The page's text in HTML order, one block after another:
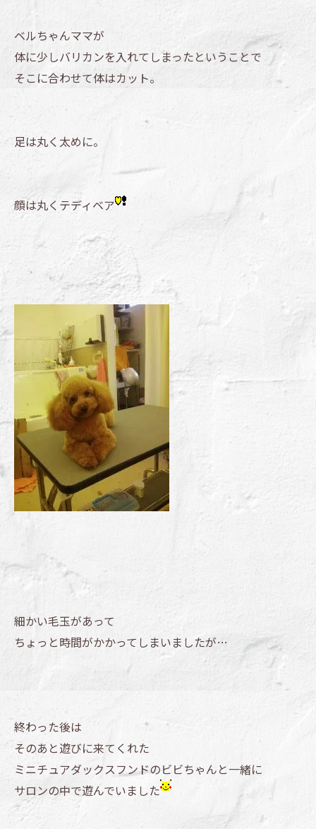
ベルちゃんママが
体に少しバリカンを入れてしまったということで
そこに合わせて体はカット。
足は丸く太めに。
顔は丸くテディベア
細かい毛玉があって
ちょっと時間がかかってしまいましたが…
終わった後は
そのあと遊びに来てくれた
ミニチュアダックスフンドのビビちゃんと一緒に
サロンの中で遊んでいました